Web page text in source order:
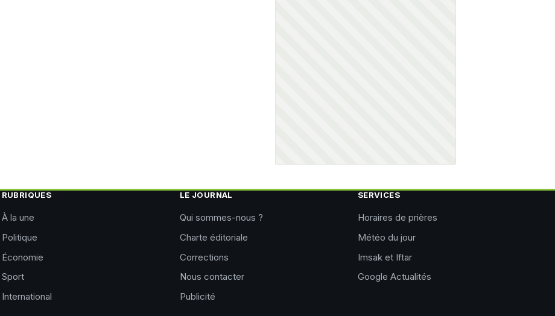
RUBRIQUES
À la une
Politique
Économie
Sport
International
LE JOURNAL
Qui sommes-nous ?
Charte éditoriale
Corrections
Nous contacter
Publicité
SERVICES
Horaires de prières
Météo du jour
Imsak et Iftar
Google Actualités